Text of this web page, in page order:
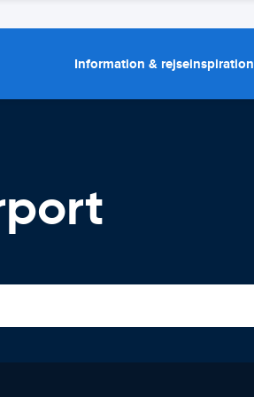
Information & rejseinspiration